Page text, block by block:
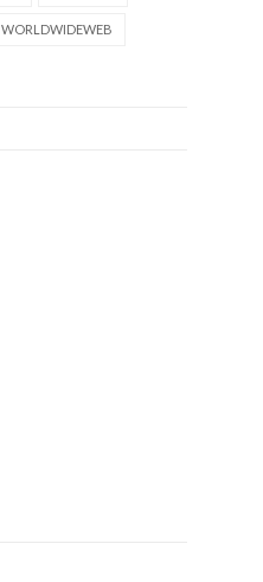
WORLDWIDEWEB